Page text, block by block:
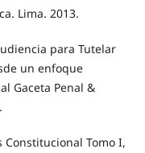
Lima. 2013.
para Tutelar
un enfoque
Gaceta Penal &
Constitucional Tomo I,